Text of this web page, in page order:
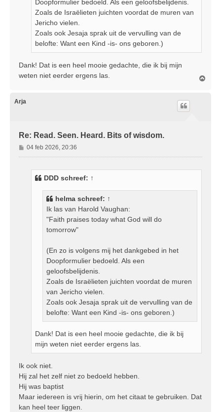
Doopformulier bedoeld. Als een geloofsbelijdenis.
Zoals de Israëlieten juichten voordat de muren van
Jericho vielen.
Zoals ook Jesaja sprak uit de vervulling van de
belofte: Want een Kind -is- ons geboren.)
Dank! Dat is een heel mooie gedachte, die ik bij mijn
weten niet eerder ergens las.
Arja
Re: Read. Seen. Heard. Bits of wisdom.
B
e
04 feb 2026, 20:36
DDD schreef: ↑
helma schreef: ↑
Ik las van Harold Vaughan:
"Faith praises today what God will do
tomorrow"
(En zo is volgens mij het dankgebed in het
Doopformulier bedoeld. Als een
geloofsbelijdenis.
Zoals de Israëlieten juichten voordat de muren
van Jericho vielen.
Zoals ook Jesaja sprak uit de vervulling van de
belofte: Want een Kind -is- ons geboren.)
Dank! Dat is een heel mooie gedachte, die ik bij
mijn weten niet eerder ergens las.
Ik ook niet.
Hij zal het zelf niet zo bedoeld hebben.
Hij was baptist
Maar iedereen is vrij hierin, om het citaat te gebruiken. Dat
kan heel teer liggen.